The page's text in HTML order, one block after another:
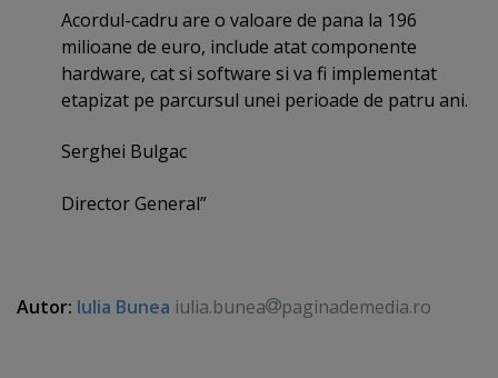
Acordul-cadru are o valoare de pana la 196
milioane de euro, include atat componente
hardware, cat si software si va fi implementat
etapizat pe parcursul unei perioade de patru ani.
Serghei Bulgac
Director General”
Autor: Iulia Bunea iulia.bunea paginademedia.ro